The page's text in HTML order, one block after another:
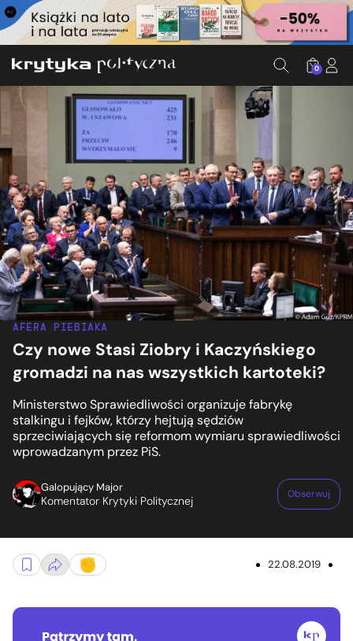
0
AFERA PIEBIAKA
Czy nowe Stasi Ziobry i Kaczyńskiego
gromadzi na nas wszystkich kartoteki?
Ministerstwo Sprawiedliwości organizuje fabrykę
stalkingu i fejków, którzy hejtują sędziów
sprzeciwiających się reformom wymiaru sprawiedliwości
wprowadzanym przez PiS.
Galopujący Major
Komentator Krytyki Politycznej Obserwuj
22.08.2019